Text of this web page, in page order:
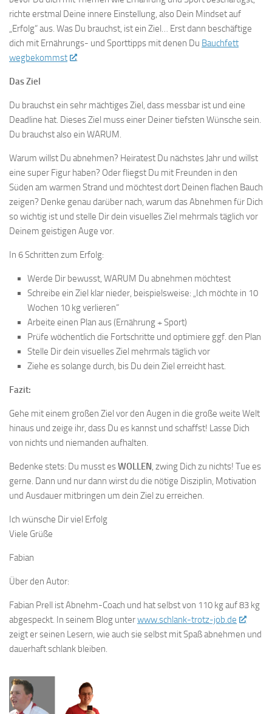
richte erstmal Deine innere Einstellung, also Dein Mindset auf
„Erfolg“ aus. Was Du brauchst, ist ein Ziel… Erst dann beschäftige
dich mit Ernährungs- und Sporttipps mit denen Du Bauchfett
wegbekommst
.
Das Ziel
Du brauchst ein sehr mächtiges Ziel, dass messbar ist und eine
Deadline hat. Dieses Ziel muss einer Deiner tiefsten Wünsche sein.
Du brauchst also ein WARUM.
Warum willst Du abnehmen? Heiratest Du nächstes Jahr und willst
eine super Figur haben? Oder fliegst Du mit Freunden in den
Süden am warmen Strand und möchtest dort Deinen flachen Bauch
zeigen? Denke genau darüber nach, warum das Abnehmen für Dich
so wichtig ist und stelle Dir dein visuelles Ziel mehrmals täglich vor
Deinem geistigen Auge vor.
In 6 Schritten zum Erfolg:
Werde Dir bewusst, WARUM Du abnehmen möchtest
Schreibe ein Ziel klar nieder, beispielsweise: „Ich möchte in 10
Wochen 10 kg verlieren“
Arbeite einen Plan aus (Ernährung + Sport)
Prüfe wöchentlich die Fortschritte und optimiere ggf. den Plan
Stelle Dir dein visuelles Ziel mehrmals täglich vor
Ziehe es solange durch, bis Du dein Ziel erreicht hast.
Fazit:
Gehe mit einem großen Ziel vor den Augen in die große weite Welt
hinaus und zeige ihr, dass Du es kannst und schaffst! Lasse Dich
von nichts und niemanden aufhalten.
Bedenke stets: Du musst esWOLLEN, zwing Dich zu nichts! Tue es
gerne. Dann und nur dann wirst du die nötige Disziplin, Motivation
und Ausdauer mitbringen um dein Ziel zu erreichen.
Ich wünsche Dir viel Erfolg
Viele Grüße
Fabian
Über den Autor:
Fabian Prell ist Abnehm-Coach und hat selbst von 110 kg auf 83 kg
abgespeckt. In seinem Blog unterwww.schlank-trotz-job.de
zeigt er seinen Lesern, wie auch sie selbst mit Spaß abnehmen und
dauerhaft schlank bleiben.